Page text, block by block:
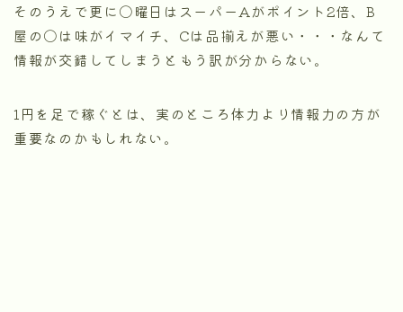
そのうえで更に〇曜日はスーパーAがポイント2倍、B
屋の〇は味がイマイチ、Cは品揃えが悪い・・・なんて
情報が交錯してしまうともう訳が分からない。
1円を足で稼ぐとは、実のところ体力より情報力の方が
重要なのかもしれない。